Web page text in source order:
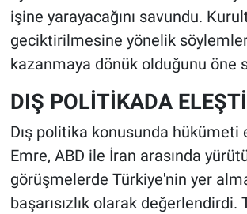
işine yarayacağını savundu.
geciktirilmesine yönelik
kazanmaya dönük olduğunu öne
DIŞ POLİTİKADA
Dış politika konusunda hükümeti
Emre, ABD ile İran arasında
görüşmelerde Türkiye'nin yer
başarısızlık olarak değerlendirdi.